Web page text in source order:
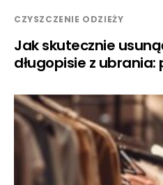
CZYSZCZENIE ODZIEŻY
Jak skutecznie
długopisie z